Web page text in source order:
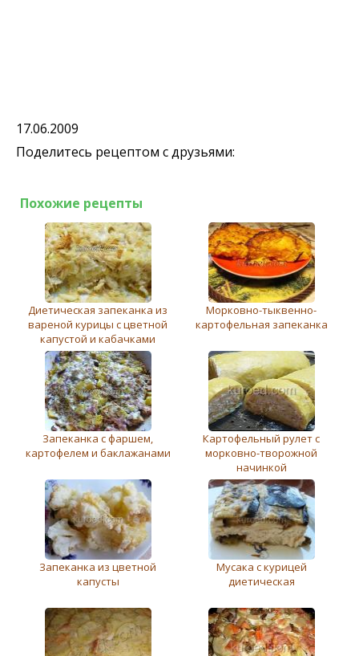
17.06.2009
Поделитесь рецептом с друзьями:
Похожие рецепты
Диетическая запеканка из
вареной курицы с цветной
капустой и кабачками
Морковно-тыквенно-
картофельная запеканка
Запеканка с фаршем,
картофелем и баклажанами
Картофельный рулет с
морковно-творожной
начинкой
Запеканка из цветной
капусты
Мусака с курицей
диетическая